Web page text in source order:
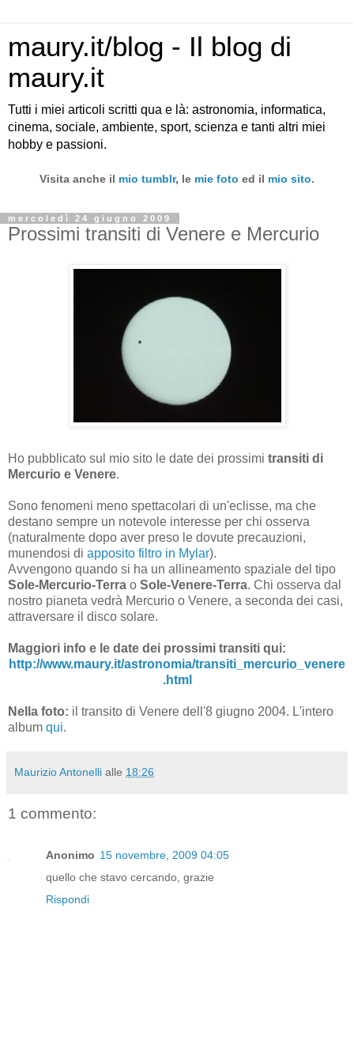
maury.it/blog - Il blog di
maury.it
Tutti i miei articoli scritti qua e là: astronomia, informatica,
cinema, sociale, ambiente, sport, scienza e tanti altri miei
hobby e passioni.
Visita anche il mio tumblr, le mie foto ed il mio sito.
mercoledì 24 giugno 2009
Prossimi transiti di Venere e Mercurio
Ho pubblicato sul mio sito le date dei prossimi transiti di
Mercurio e Venere.
Sono fenomeni meno spettacolari di un'eclisse, ma che
destano sempre un notevole interesse per chi osserva
(naturalmente dopo aver preso le dovute precauzioni,
munendosi di apposito filtro in Mylar).
Avvengono quando si ha un allineamento spaziale del tipo
Sole-Mercurio-Terra o Sole-Venere-Terra. Chi osserva dal
nostro pianeta vedrà Mercurio o Venere, a seconda dei casi,
attraversare il disco solare.
Maggiori info e le date dei prossimi transiti qui:
http://www.maury.it/astronomia/transiti_mercurio_venere
.html
Nella foto: il transito di Venere dell'8 giugno 2004. L'intero
album qui.
Maurizio Antonelli alle 18:26
1 commento:
Anonimo 15 novembre, 2009 04:05
quello che stavo cercando, grazie
Rispondi